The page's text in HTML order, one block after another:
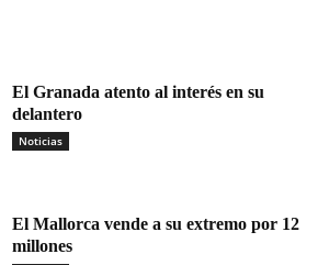
El Granada atento al interés en su
delantero
Noticias
El Mallorca vende a su extremo por 12
millones